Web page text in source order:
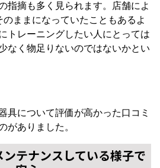
指摘も多く見られます。店舗によ
ままになっていたこともあるよ
トレーニングしたい人にとっては
なく物足りないのではないかとい
具について評価が高かった口コミ
がありました。
テナンスしている様子で